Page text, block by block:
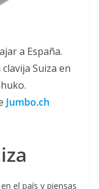
a España.
Suiza en
Jumbo.ch
el país y piensas